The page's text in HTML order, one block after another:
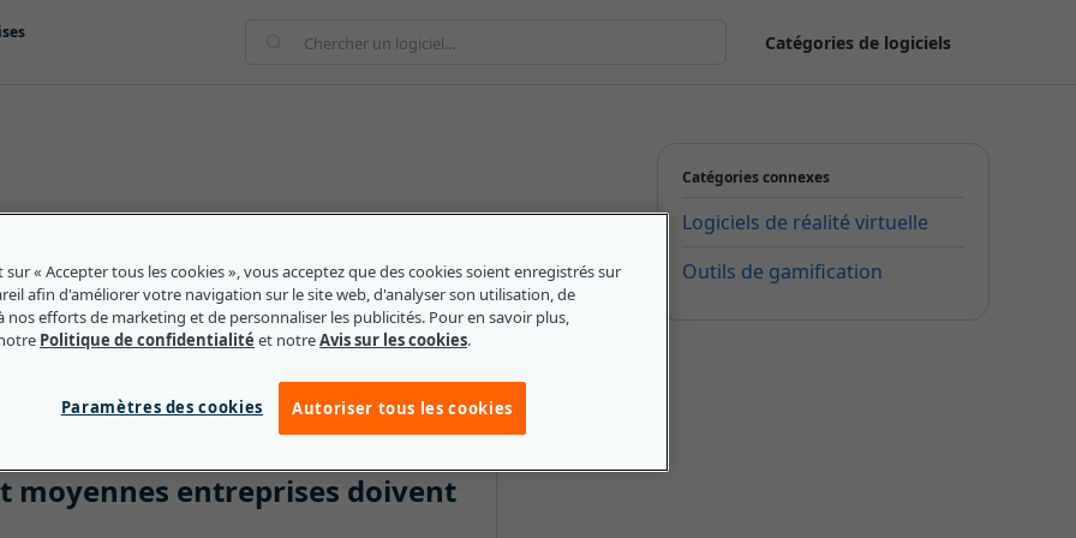
Catégories de logiciels
aux utilisateurs par le biais du toucher, du
exemple très répandu de technologie haptique :
application sur leur appareil et appuient sur une
menu de raccourcis s'ouvre, indiquant que l'action a
en réponse aux mouvements du joueur sont
moyennes entreprises doivent
Catégories connexes
Logiciels de réalité virtuelle
Outils de gamification
sur « Accepter tous les cookies », vous acceptez que des cookies soient enregistrés sur
afin d'améliorer votre navigation sur le site web, d'analyser son utilisation, de
nos efforts de marketing et de personnaliser les publicités. Pour en savoir plus,
Politique de confidentialité et notreAvis sur les cookies.
Paramètres des cookies Autoriser tous les cookies